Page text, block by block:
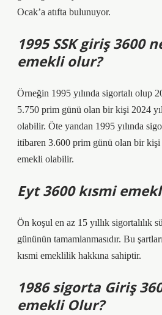
Ocak’a atıfta bulunuyor.
1995 SSK giriş 3600
emekli olur?
Örneğin 1995 yılında sigortalı olup
5.750 prim günü olan bir kişi 2024
olabilir. Öte yandan 1995 yılında
itibaren 3.600 prim günü olan bir kişi
emekli olabilir.
Eyt 3600 kısmi
Ön koşul en az 15 yıllık sigortalılık
gününün tamamlanmasıdır. Bu
kısmi emeklilik hakkına sahiptir.
1986 sigorta Giriş
emekli Olur?